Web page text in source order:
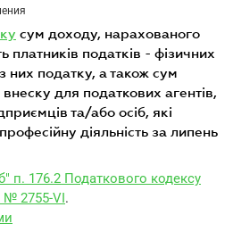
сум доходу, нарахованого
платників податків - фізичних
них податку, а також сум
для податкових агентів,
та/або осіб, які
діяльність за липень
п. 176.2 Податкового кодексу
№ 2755-VI.